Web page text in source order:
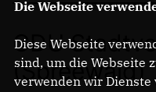
CDU
(Spreewald)
Die Webseite
Diese Webseite
sind, um die Webseite
verwenden wir